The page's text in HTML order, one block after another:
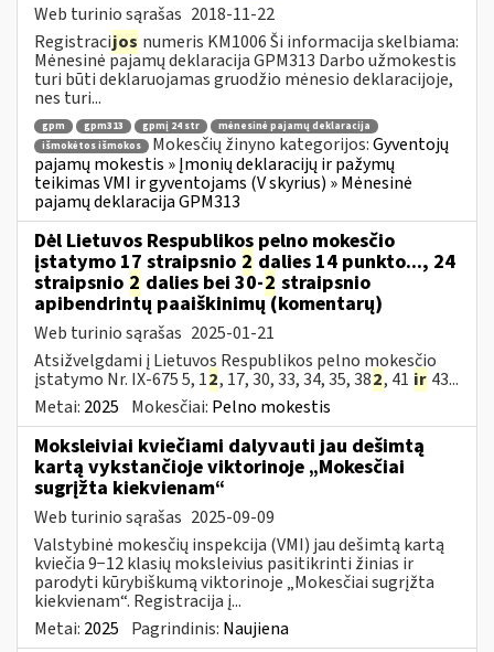
Web turinio sąrašas 2018-11-22
Registracijos numeris KM1006 Ši informacija skelbiama:
Mėnesinė pajamų deklaracija GPM313 Darbo užmokestis
turi būti deklaruojamas gruodžio mėnesio deklaracijoje,
nes turi...
gpm gpm313 gpmį 24 str
mėnesinė pajamų deklaracija
išmokėtos išmokos
Mokesčių žinyno kategorijos:Gyventojų
pajamų mokestis » Įmonių deklaracijų ir pažymų
teikimas VMI ir gyventojams (V skyrius) » Mėnesinė
pajamų deklaracija GPM313
Dėl Lietuvos Respublikos pelno mokesčio
įstatymo 17 straipsnio 2 dalies 14 punkto..., 24
straipsnio 2 dalies bei 30-2 straipsnio
apibendrintų paaiškinimų (komentarų)
Web turinio sąrašas 2025-01-21
Atsižvelgdami į Lietuvos Respublikos pelno mokesčio
įstatymo Nr. IX-675 5, 12, 17, 30, 33, 34, 35, 382, 41 ir 43...
Metai: 2025 Mokesčiai: Pelno mokestis
Moksleiviai kviečiami dalyvauti jau dešimtą
kartą vykstančioje viktorinoje „Mokesčiai
sugrįžta kiekvienam“
Web turinio sąrašas 2025-09-09
Valstybinė mokesčių inspekcija (VMI) jau dešimtą kartą
kviečia 9−12 klasių moksleivius pasitikrinti žinias ir
parodyti kūrybiškumą viktorinoje „Mokesčiai sugrįžta
kiekvienam“. Registracija į...
Metai: 2025 Pagrindinis: Naujiena